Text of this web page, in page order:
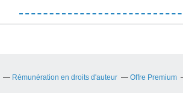
Rémunération en droits d'auteur Offre Premium